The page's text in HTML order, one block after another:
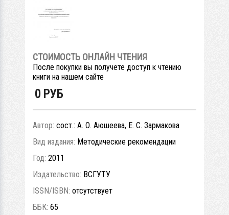
СТОИМОСТЬ ОНЛАЙН ЧТЕНИЯ
После покупки вы получете доступ к чтению
книги на нашем сайте
0 РУБ
Автор: сост.: А. О. Аюшеева, Е. С. Зармакова
Вид издания: Методические рекомендации
Год: 2011
Издательство: ВСГУТУ
ISSN/ISBN: отсутствует
ББК: 65